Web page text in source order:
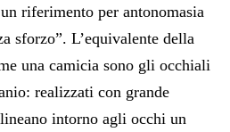
riferimento per antonomasia
sforzo”. L’equivalente della
una camicia sono gli occhiali
realizzati con grande
intorno agli occhi un